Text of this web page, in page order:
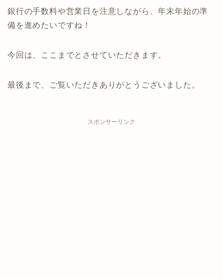
銀行の手数料や営業日を注意しながら、年末年始の準
備を進めたいですね！
今回は、ここまでとさせていただきます。
最後まで、ご覧いただきありがとうございました。
スポンサーリンク